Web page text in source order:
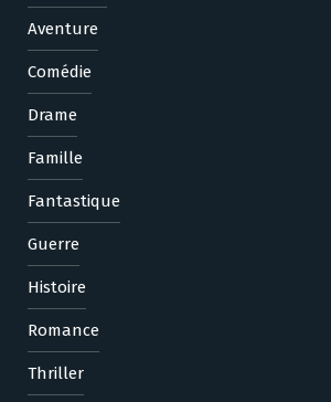
Aventure
Comédie
Drame
Famille
Fantastique
Guerre
Histoire
Romance
Thriller